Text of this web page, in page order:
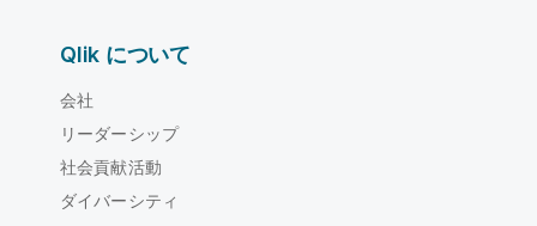
Qlik について
会社
リーダーシップ
社会貢献活動
ダイバーシティ